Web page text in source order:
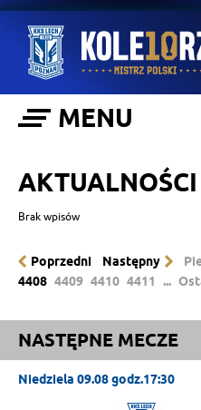
MENU
AKTUALNOŚCI
Brak wpisów
Poprzedni Następny
4408 4409 4410 4411 ...
NASTĘPNE MECZE
Niedziela 09.08 godz.17:30